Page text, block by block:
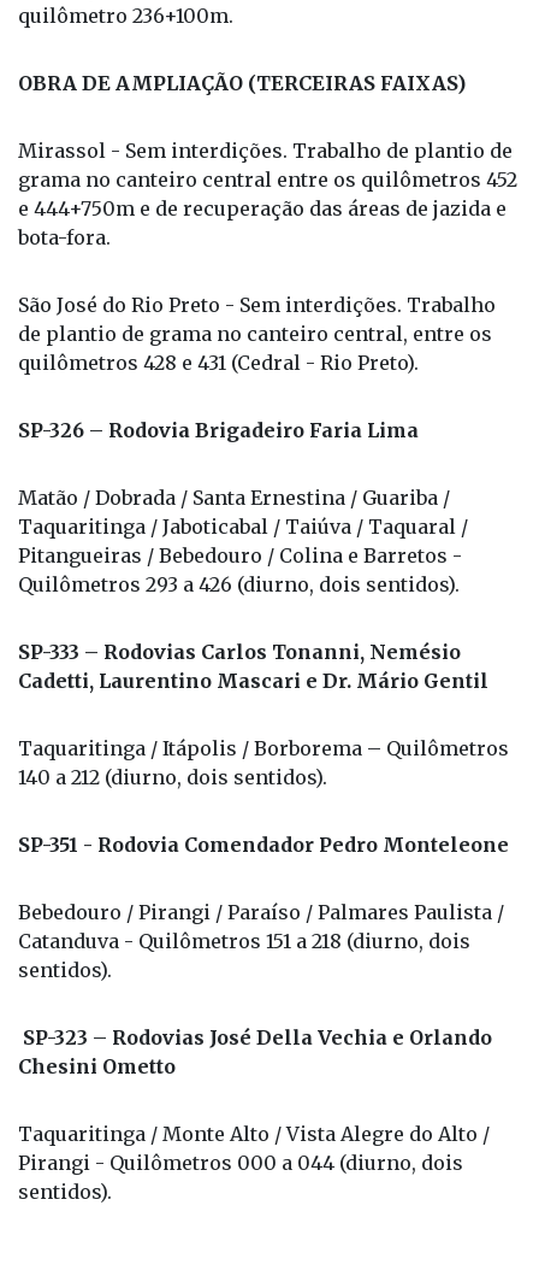
quilômetro 236+100m.
OBRA DE AMPLIAÇÃO (TERCEIRAS FAIXAS)
Mirassol - Sem interdições. Trabalho de plantio de
grama no canteiro central entre os quilômetros 452
e 444+750m e de recuperação das áreas de jazida e
bota-fora.
São José do Rio Preto - Sem interdições. Trabalho
de plantio de grama no canteiro central, entre os
quilômetros 428 e 431 (Cedral - Rio Preto).
SP-326 – Rodovia Brigadeiro Faria Lima
Matão / Dobrada / Santa Ernestina / Guariba /
Taquaritinga / Jaboticabal / Taiúva / Taquaral /
Pitangueiras / Bebedouro / Colina e Barretos -
Quilômetros 293 a 426 (diurno, dois sentidos).
SP-333 – Rodovias Carlos Tonanni, Nemésio
Cadetti, Laurentino Mascari e Dr. Mário Gentil
Taquaritinga / Itápolis / Borborema – Quilômetros
140 a 212 (diurno, dois sentidos).
SP-351 - Rodovia Comendador Pedro Monteleone
Bebedouro / Pirangi / Paraíso / Palmares Paulista /
Catanduva - Quilômetros 151 a 218 (diurno, dois
sentidos).
SP-323 – Rodovias José Della Vechia e Orlando
Chesini Ometto
Taquaritinga / Monte Alto / Vista Alegre do Alto /
Pirangi - Quilômetros 000 a 044 (diurno, dois
sentidos).